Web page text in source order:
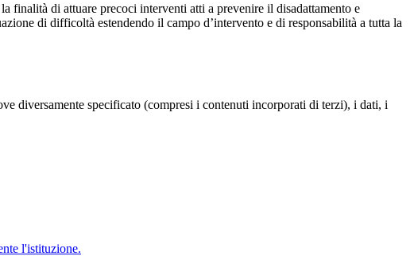
finalità di attuare precoci interventi atti a prevenire il disadattamento e
di difficoltà estendendo il campo d’intervento e di responsabilità a tutta la
diversamente specificato (compresi i contenuti incorporati di terzi), i dati, i
l'istituzione.